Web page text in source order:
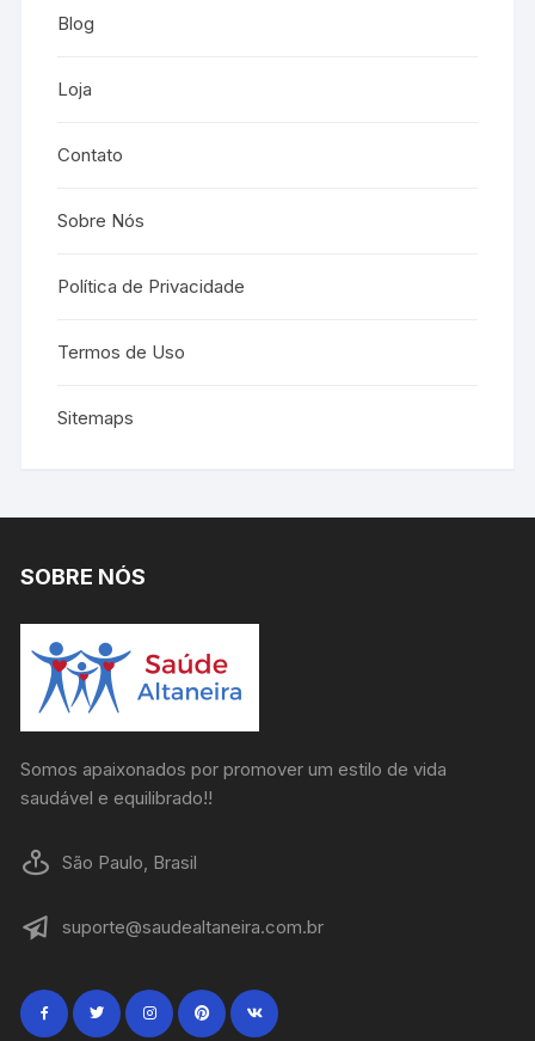
Blog
Loja
Contato
Sobre Nós
Política de Privacidade
Termos de Uso
Sitemaps
SOBRE NÓS
Somos apaixonados por promover um estilo de vida
saudável e equilibrado!!
São Paulo, Brasil
suporte@saudealtaneira.com.br